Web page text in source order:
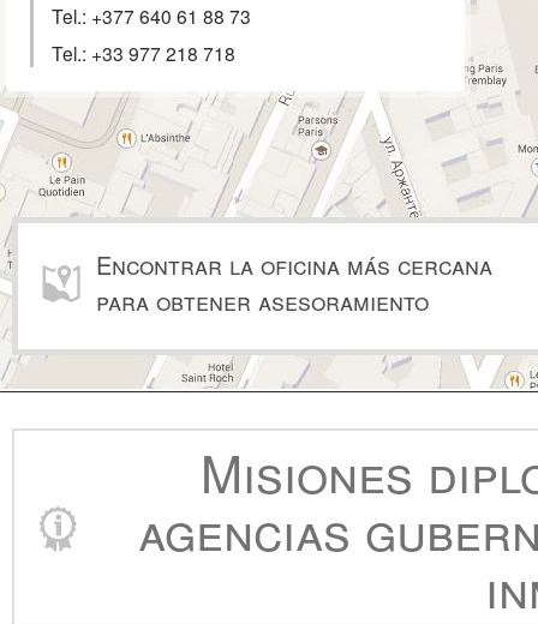
Tel.: +377 640 61 88 73
Tel.: +33 977 218 718
Encontrar la oficina más cercana
para obtener asesoramiento
Misiones
agencias